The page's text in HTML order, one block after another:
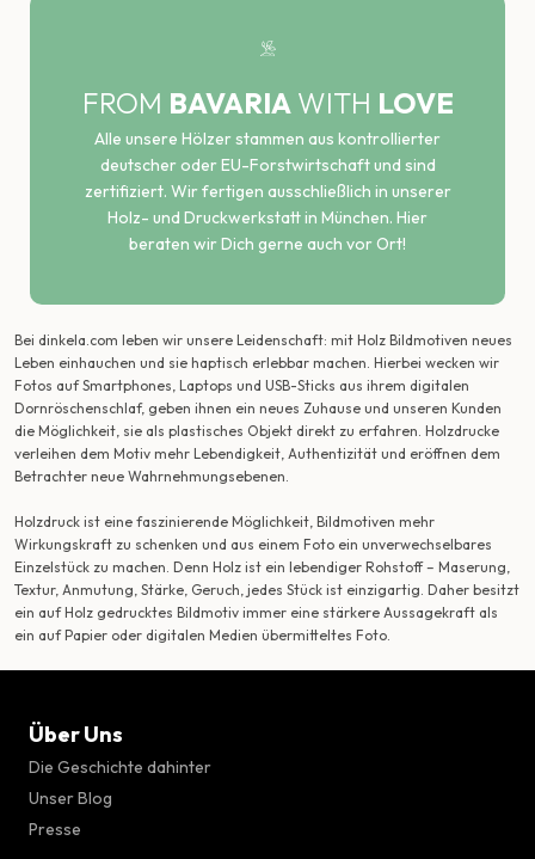
FROM BAVARIA WITH LOVE
Alle unsere Hölzer stammen aus kontrollierter
deutscher oder EU-Forstwirtschaft und sind
zertifiziert. Wir fertigen ausschließlich in unserer
Holz- und Druckwerkstatt in München. Hier
beraten wir Dich gerne auch vor Ort!
Bei dinkela.com leben wir unsere Leidenschaft: mit Holz Bildmotiven neues
Leben einhauchen und sie haptisch erlebbar machen. Hierbei wecken wir
Fotos auf Smartphones, Laptops und USB-Sticks aus ihrem digitalen
Dornröschenschlaf, geben ihnen ein neues Zuhause und unseren Kunden
die Möglichkeit, sie als plastisches Objekt direkt zu erfahren. Holzdrucke
verleihen dem Motiv mehr Lebendigkeit, Authentizität und eröffnen dem
Betrachter neue Wahrnehmungsebenen.
Holzdruck ist eine faszinierende Möglichkeit, Bildmotiven mehr
Wirkungskraft zu schenken und aus einem Foto ein unverwechselbares
Einzelstück zu machen. Denn Holz ist ein lebendiger Rohstoff – Maserung,
Textur, Anmutung, Stärke, Geruch, jedes Stück ist einzigartig. Daher besitzt
ein auf Holz gedrucktes Bildmotiv immer eine stärkere Aussagekraft als
ein auf Papier oder digitalen Medien übermitteltes Foto.
Über Uns
Die Geschichte dahinter
Unser Blog
Presse